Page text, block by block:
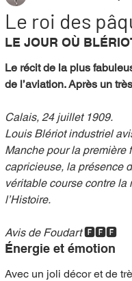
Annuaire Théâtre
Le roi des
LE JOUR OÙ
Le récit de la plus
de l’aviation. Après un
Calais, 24 juillet 1909.
Louis Blériot industriel
Manche pour la première
capricieuse, la présence
véritable course contre la
l’Histoire.
Avis de Foudart 🅵🅵🅵
Énergie et émotion
Avec un joli décor et de